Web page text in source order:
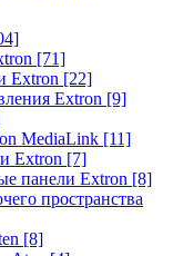
[71]
Extron [22]
Extron [9]
MediaLink [11]
Extron [7]
панели Extron [8]
пространства
[8]